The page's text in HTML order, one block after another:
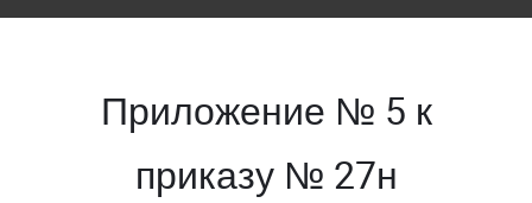
Приложение № 5 к
приказу № 27н